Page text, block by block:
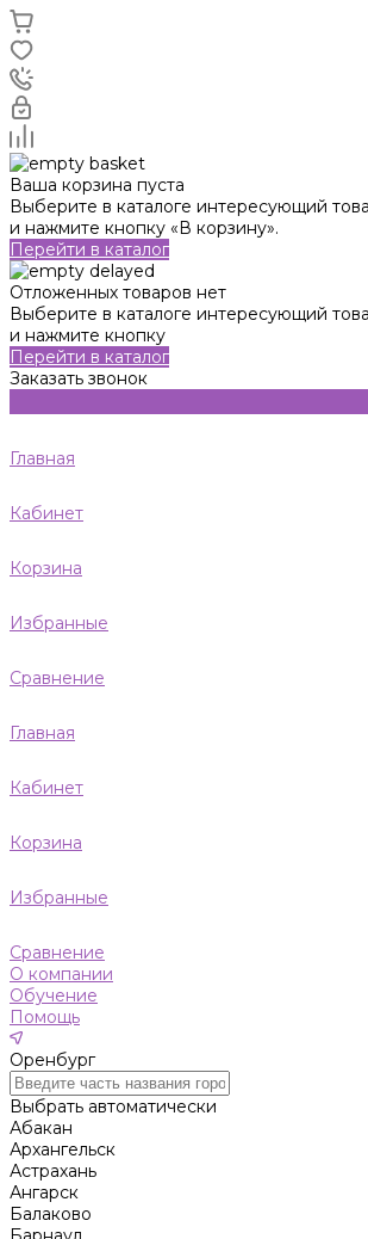
Ваша корзина пуста
Выберите в каталоге интересующий
и нажмите кнопку «В корзину».
Перейти в каталог
Отложенных товаров нет
Выберите в каталоге интересующий
и нажмите кнопку
Перейти в каталог
Заказать звонок
Главная
Кабинет
Корзина
Избранные
Сравнение
Главная
Кабинет
Корзина
Избранные
Сравнение
О компании
Обучение
Помощь
Оренбург
Выбрать автоматически
Абакан
Архангельск
Астрахань
Ангарск
Балаково